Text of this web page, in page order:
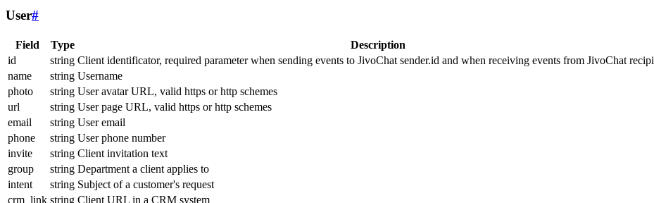
User#
Field Type Description
id
string Client identificator, required parameter when sending events to JivoChat sender.id and when receiving events from JivoChat
name
string Username
photo
string User avatar URL, valid https or http schemes
url
string User page URL, valid https or http schemes
email
string User email
phone
string User phone number
invite
string Client invitation text
group
string Department a client applies to
intent
string Subject of a customer's request
crm_link string Client URL in a CRM system